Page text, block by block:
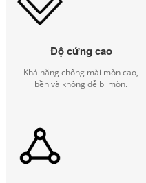
Độ cứng cao
Khả năng chống mài mòn cao,
bền và không dễ bị mòn.